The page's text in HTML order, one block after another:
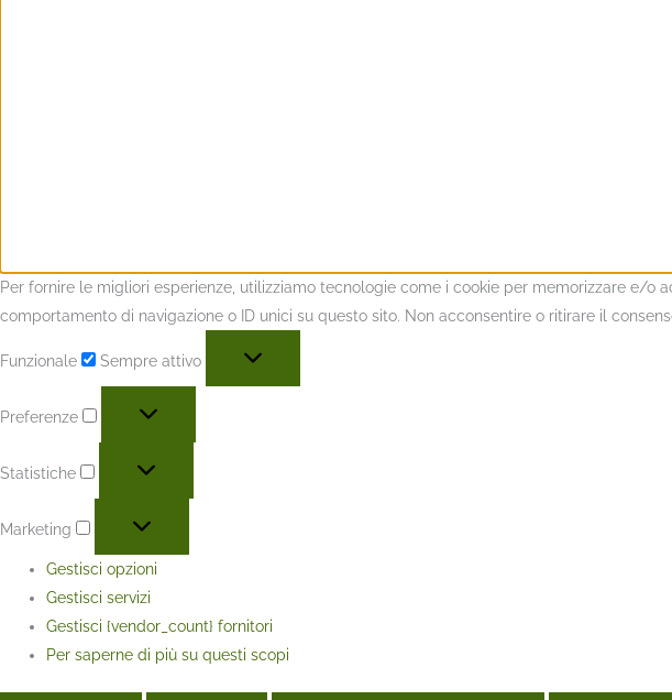
Per fornire le migliori esperienze, utilizziamo tecnologie come i cookie per memorizzare e/
comportamento di navigazione o ID unici su questo sito. Non acconsentire o ritirare il
Funzionale Sempre attivo
Preferenze
Statistiche
Marketing
Gestisci opzioni
Gestisci servizi
Gestisci {vendor_count} fornitori
Per saperne di più su questi scopi